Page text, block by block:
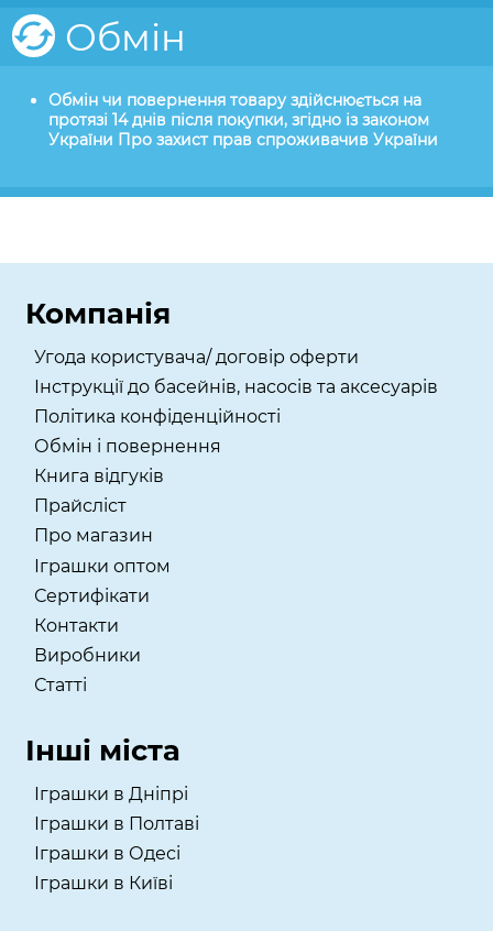
Обмін
Обмін чи повернення товару здійснюється на
протязі 14 днів після покупки, згідно із законом
України Про захист прав спроживачив України
Компанія
Угода користувача/ договір оферти
Інструкції до басейнів, насосів та аксесуарів
Політика конфіденційності
Обмін і повернення
Книга відгуків
Прайсліст
Про магазин
Іграшки оптом
Сертифікати
Контакти
Виробники
Статті
Інші міста
Іграшки в Дніпрі
Іграшки в Полтаві
Іграшки в Одесі
Іграшки в Київі